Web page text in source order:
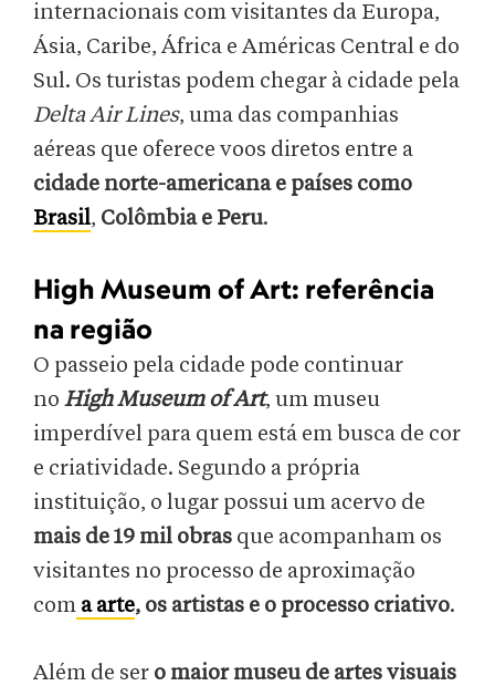
internacionais com visitantes da Europa,
Ásia, Caribe, África e Américas Central e do
Sul. Os turistas podem chegar à cidade pela
Delta Air Lines, uma das companhias
aéreas que oferece voos diretos entre a
cidade norte-americana e países como
Brasil, Colômbia e Peru.
High Museum of Art: referência
na região
O passeio pela cidade pode continuar
no High Museum of Art, um museu
imperdível para quem está em busca de cor
e criatividade. Segundo a própria
instituição, o lugar possui um acervo de
mais de 19 mil obras que acompanham os
visitantes no processo de aproximação
com a arte, os artistas e o processo criativo.
Além de ser o maior museu de artes visuais